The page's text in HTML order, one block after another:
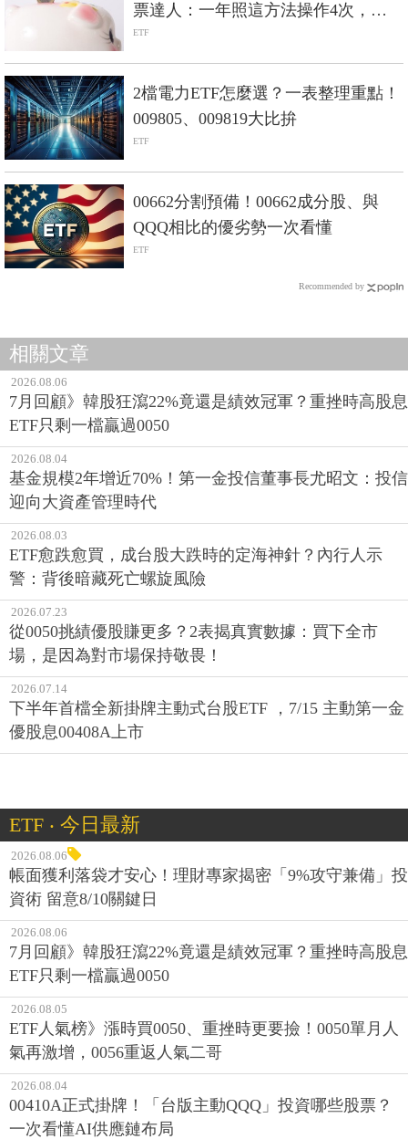
票達人：一年照這方法操作4次，賺
進20%
ETF
2檔電力ETF怎麼選？一表整理重點！
009805、009819大比拚
ETF
00662分割預備！00662成分股、與
QQQ相比的優劣勢一次看懂
ETF
Recommended by
相關文章
2026.08.06
7月回顧》韓股狂瀉22%竟還是績效冠軍？重挫時高股息
ETF只剩一檔贏過0050
2026.08.04
基金規模2年增近70%！第一金投信董事長尤昭文：投信
迎向大資產管理時代
2026.08.03
ETF愈跌愈買，成台股大跌時的定海神針？內行人示
警：背後暗藏死亡螺旋風險
2026.07.23
從0050挑績優股賺更多？2表揭真實數據：買下全市
場，是因為對市場保持敬畏！
2026.07.14
下半年首檔全新掛牌主動式台股ETF ，7/15 主動第一金
優股息00408A上市
ETF ‧ 今日最新
2026.08.06
帳面獲利落袋才安心！理財專家揭密「9%攻守兼備」投
資術 留意8/10關鍵日
2026.08.06
7月回顧》韓股狂瀉22%竟還是績效冠軍？重挫時高股息
ETF只剩一檔贏過0050
2026.08.05
ETF人氣榜》漲時買0050、重挫時更要撿！0050單月人
氣再激增，0056重返人氣二哥
2026.08.04
00410A正式掛牌！「台版主動QQQ」投資哪些股票？
一次看懂AI供應鏈布局